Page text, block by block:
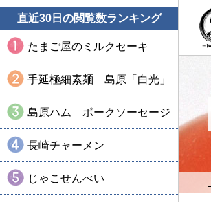
直近30日の閲覧数ランキング
たまご屋のミルクセーキ
手延極細素麺 島原「白光」
島原ハム ポークソーセージ
長崎チャーメン
じゃこせんべい